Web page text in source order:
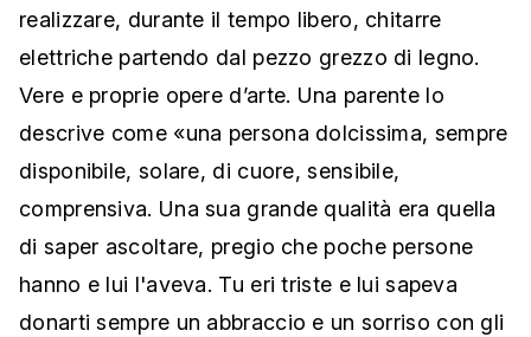
realizzare, durante il tempo libero, chitarre
elettriche partendo dal pezzo grezzo di legno.
Vere e proprie opere d’arte. Una parente lo
descrive come «una persona dolcissima, sempre
disponibile, solare, di cuore, sensibile,
comprensiva. Una sua grande qualità era quella
di saper ascoltare, pregio che poche persone
hanno e lui l'aveva. Tu eri triste e lui sapeva
donarti sempre un abbraccio e un sorriso con gli